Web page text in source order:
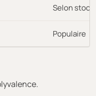
Selon
Populaire